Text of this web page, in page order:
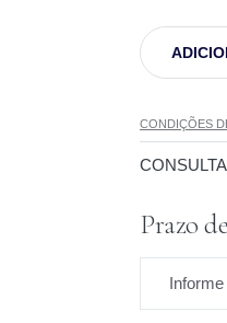
CONDIÇÕES
Prazo